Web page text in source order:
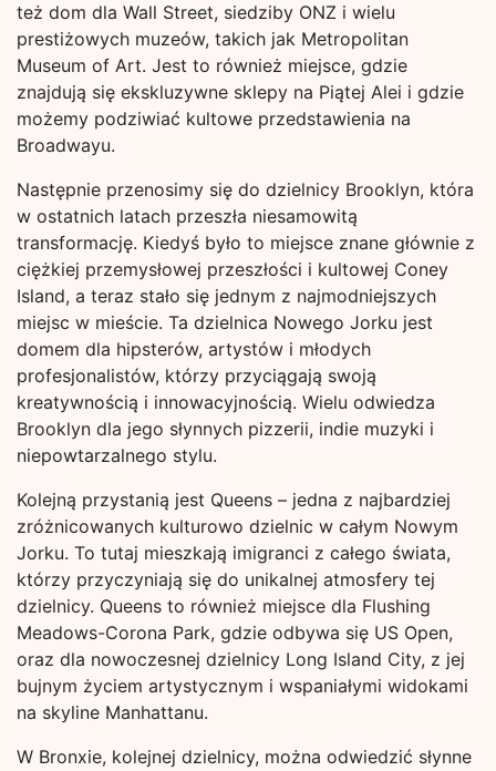
też dom dla Wall Street, siedziby ONZ i wielu
prestiżowych muzeów, takich jak Metropolitan
Museum of Art. Jest to również miejsce, gdzie
znajdują się ekskluzywne sklepy na Piątej Alei i gdzie
możemy podziwiać kultowe przedstawienia na
Broadwayu.
Następnie przenosimy się do dzielnicy Brooklyn, która
w ostatnich latach przeszła niesamowitą
transformację. Kiedyś było to miejsce znane głównie z
ciężkiej przemysłowej przeszłości i kultowej Coney
Island, a teraz stało się jednym z najmodniejszych
miejsc w mieście. Ta dzielnica Nowego Jorku jest
domem dla hipsterów, artystów i młodych
profesjonalistów, którzy przyciągają swoją
kreatywnością i innowacyjnością. Wielu odwiedza
Brooklyn dla jego słynnych pizzerii, indie muzyki i
niepowtarzalnego stylu.
Kolejną przystanią jest Queens – jedna z najbardziej
zróżnicowanych kulturowo dzielnic w całym Nowym
Jorku. To tutaj mieszkają imigranci z całego świata,
którzy przyczyniają się do unikalnej atmosfery tej
dzielnicy. Queens to również miejsce dla Flushing
Meadows-Corona Park, gdzie odbywa się US Open,
oraz dla nowoczesnej dzielnicy Long Island City, z jej
bujnym życiem artystycznym i wspaniałymi widokami
na skyline Manhattanu.
W Bronxie, kolejnej dzielnicy, można odwiedzić słynne